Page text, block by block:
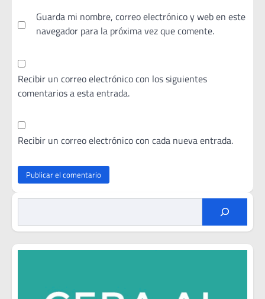
Guarda mi nombre, correo electrónico y web en este
navegador para la próxima vez que comente.
Recibir un correo electrónico con los siguientes
comentarios a esta entrada.
Recibir un correo electrónico con cada nueva entrada.